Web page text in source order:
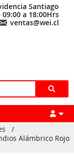
Santiago
a 18:00Hrs
ventas@wei.cl
/
Alámbrico Rojo